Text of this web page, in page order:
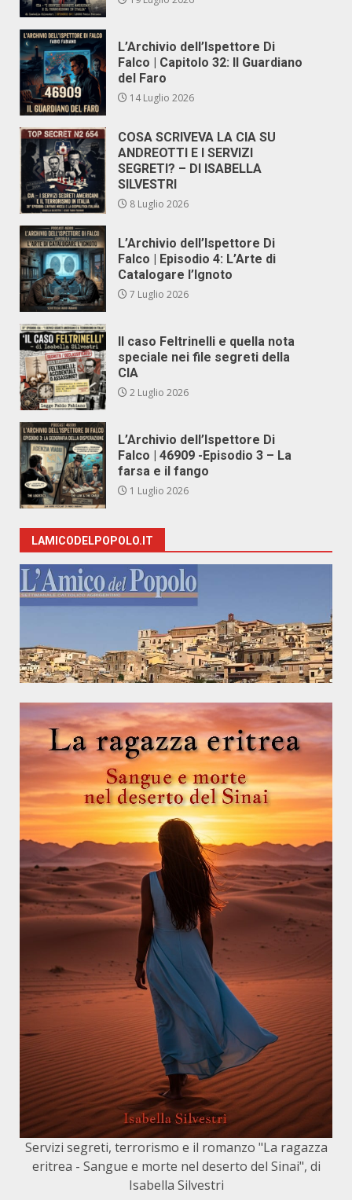
L’Archivio dell’Ispettore Di
Falco | Capitolo 32: Il Guardiano
del Faro
14 Luglio 2026
COSA SCRIVEVA LA CIA SU
ANDREOTTI E I SERVIZI
SEGRETI? – DI ISABELLA
SILVESTRI
8 Luglio 2026
L’Archivio dell’Ispettore Di
Falco | Episodio 4: L’Arte di
Catalogare l’Ignoto
7 Luglio 2026
Il caso Feltrinelli e quella nota
speciale nei file segreti della
CIA
2 Luglio 2026
L’Archivio dell’Ispettore Di
Falco | 46909 -Episodio 3 – La
farsa e il fango
1 Luglio 2026
LAMICODELPOPOLO.IT
Servizi segreti, terrorismo e il romanzo "La ragazza
eritrea - Sangue e morte nel deserto del Sinai", di
Isabella Silvestri